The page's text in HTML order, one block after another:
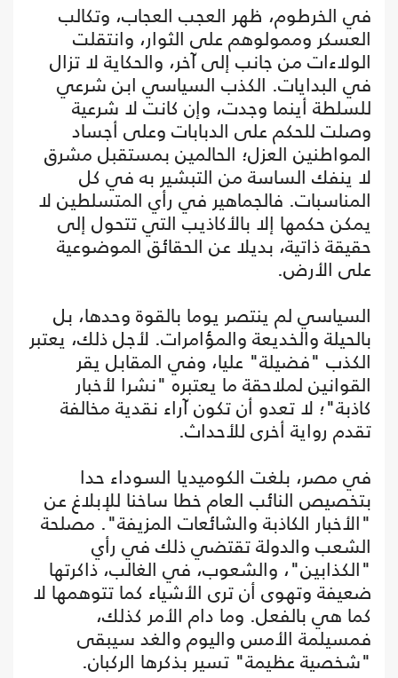
في الخرطوم، ظهر العجب العجاب، وتكالب
العسكر وممولوهم على الثوار، وانتقلت
الولاءات من جانب إلى آخر، والحكاية لا تزال
في البدايات. الكذب السياسي ابن شرعي
للسلطة أينما وجدت، وإن كانت لا شرعية
وصلت للحكم على الدبابات وعلى أجساد
المواطنين العزل؛ الحالمين بمستقبل مشرق
لا ينفك الساسة من التبشير به في كل
المناسبات. فالجماهير في رأي المتسلطين لا
يمكن حكمها إلا بالأكاذيب التي تتحول إلى
حقيقة ذاتية، بديلا عن الحقائق الموضوعية
على الأرض.
السياسي لم ينتصر يوما بالقوة وحدها، بل
بالحيلة والخديعة والمؤامرات. لأجل ذلك، يعتبر
الكذب "فضيلة" عليا، وفي المقابل يقر
القوانين لملاحقة ما يعتبره "نشرا لأخبار
كاذبة"؛ لا تعدو أن تكون آراء نقدية مخالفة
تقدم رواية أخرى للأحداث.
في مصر، بلغت الكوميديا السوداء حدا
بتخصيص النائب العام خطا ساخنا للإبلاغ عن
"الأخبار الكاذبة والشائعات المزيفة". مصلحة
الشعب والدولة تقتضي ذلك في رأي
"الكذابين"، والشعوب، في الغالب، ذاكرتها
ضعيفة وتهوى أن ترى الأشياء كما تتوهمها لا
كما هي بالفعل. وما دام الأمر كذلك،
فمسيلمة الأمس واليوم والغد سيبقى
"شخصية عظيمة" تسير بذكرها الركبان.